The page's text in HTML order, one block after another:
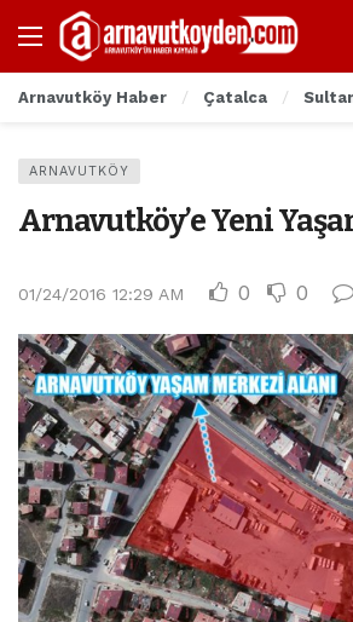
Arnavutköy Haber Çatalca
ARNAVUTKÖY
Arnavutköy’e Yeni
01/24/2016 12:29 AM 0 0